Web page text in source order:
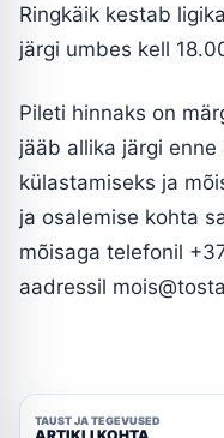
Ringkäik kestab
järgi umbes kell
Pileti hinnaks on
jääb allika järgi
külastamiseks ja
ja osalemise kohta
mõisaga telefonil
aadressil
TAUST JA TEGEVUSED